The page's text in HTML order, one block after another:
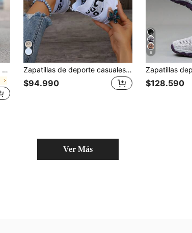
Zapatillas de temporada para mujer, para correr y caminar por el parque, suaves y transpirables, modernas y multifuncionales Zapatillas de deporte casuales con estampado de leopardo para mujer en otoño/invierno, zapatos cómodos con cordones y suela gruesa, ligeros y versátiles, de gran tamaño, de suela blanda y de tacón bajo, aptos para senderismo
$94.990
6
$128.590
Ver Más